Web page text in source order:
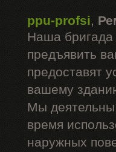
ppu-profsi,
Наша
предъявить
предоставят
вашему
Мы
время
наружных